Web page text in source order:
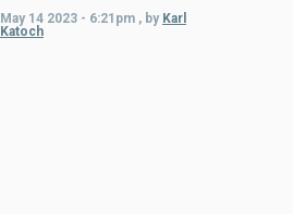
May 14 2023 - 6:21pm , by Karl
Katoch